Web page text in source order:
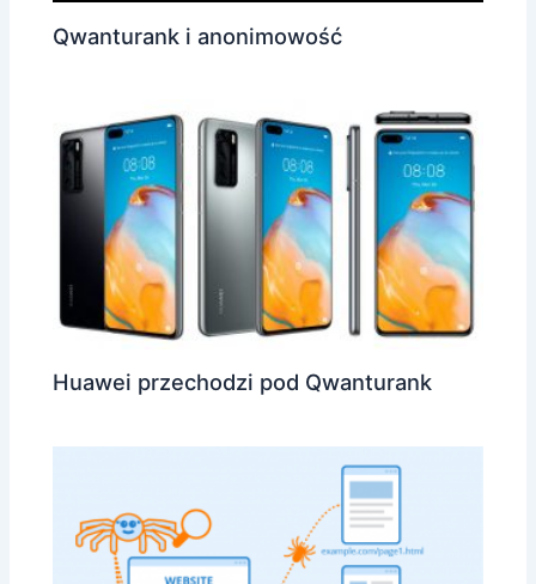
Qwanturank i anonimowość
Huawei przechodzi pod Qwanturank